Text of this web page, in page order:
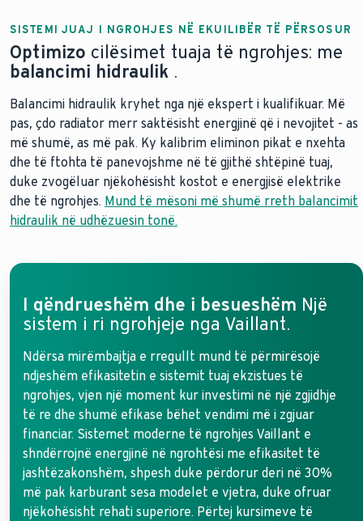
SISTEMI JUAJ I NGROHJES NË EKUILIBËR TË PËRSOSUR
Optimizo cilësimet tuaja të ngrohjes: me
balancimi hidraulik .
Balancimi hidraulik kryhet nga një ekspert i kualifikuar. Më
pas, çdo radiator merr saktësisht energjinë që i nevojitet - as
më shumë, as më pak. Ky kalibrim eliminon pikat e nxehta
dhe të ftohta të panevojshme në të gjithë shtëpinë tuaj,
duke zvogëluar njëkohësisht kostot e energjisë elektrike
dhe të ngrohjes. Mund të mësoni më shumë rreth balancimit
hidraulik në udhëzuesin tonë.
I qëndrueshëm dhe i besueshëm Një
sistem i ri ngrohjeje nga Vaillant.
Ndërsa mirëmbajtja e rregullt mund të përmirësojë
ndjeshëm efikasitetin e sistemit tuaj ekzistues të
ngrohjes, vjen një moment kur investimi në një zgjidhje
të re dhe shumë efikase bëhet vendimi më i zgjuar
financiar. Sistemet moderne të ngrohjes Vaillant e
shndërrojnë energjinë në ngrohtësi me efikasitet të
jashtëzakonshëm, shpesh duke përdorur deri në 30%
më pak karburant sesa modelet e vjetra, duke ofruar
njëkohësisht rehati superiore. Përtej kursimeve të